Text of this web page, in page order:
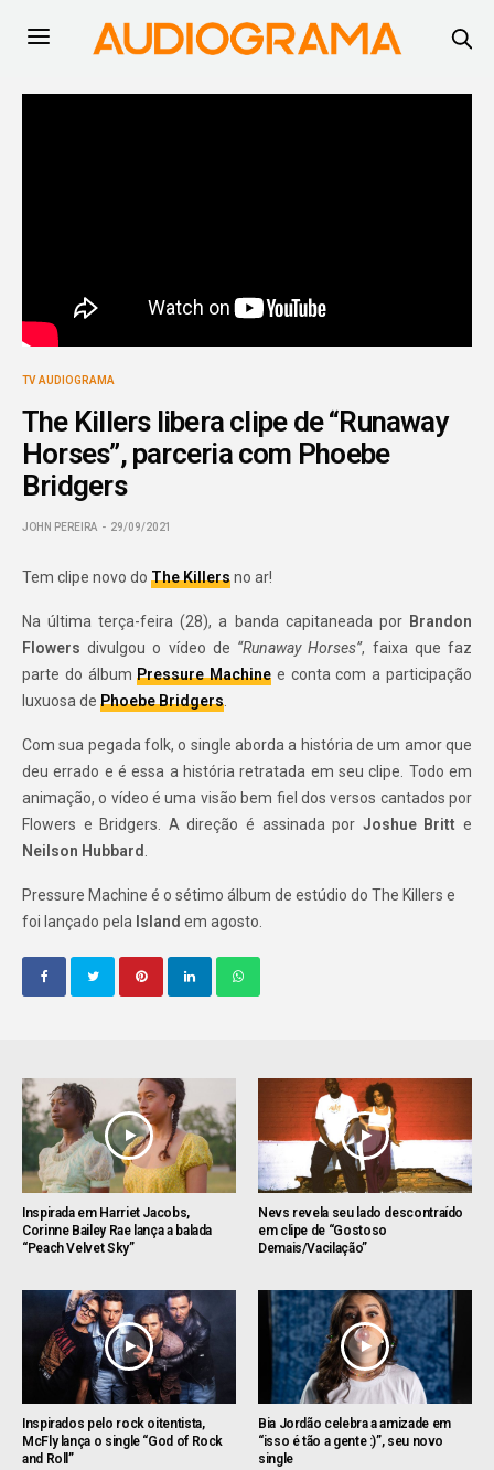
TV AUDIOGRAMA
The Killers libera clipe de “Runaway
Horses”, parceria com Phoebe
Bridgers
JOHN PEREIRA 29/09/2021
Tem clipe novo doThe Killersno ar!
Na última terça-feira (28), a banda capitaneada por Brandon
Flowers divulgou o vídeo de “Runaway Horses”, faixa que faz
parte do álbumPressure Machine e conta com a participação
luxuosa dePhoebe Bridgers.
Com sua pegada folk, o single aborda a história de um amor que
deu errado e é essa a história retratada em seu clipe. Todo em
animação, o vídeo é uma visão bem fiel dos versos cantados por
Flowers e Bridgers. A direção é assinada por Joshue Britt e
Neilson Hubbard .
Pressure Machine é o sétimo álbum de estúdio do The Killers e
foi lançado pela Island em agosto.
Inspirada em Harriet Jacobs,
Corinne Bailey Rae lança a balada
“Peach Velvet Sky”
Nevs revela seu lado descontraído
em clipe de “Gostoso
Demais/Vacilação”
Inspirados pelo rock oitentista,
McFly lança o single “God of Rock
and Roll”
Bia Jordão celebra a amizade em
“isso é tão a gente :)”, seu novo
single